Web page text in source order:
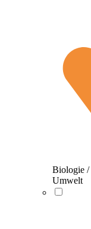
Biologie /
Umwelt